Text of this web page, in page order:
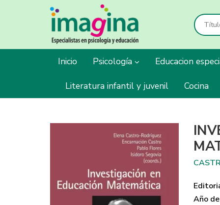
Inicio Psicología Educacion
Literatura infantil y juvenil Cocina
Año